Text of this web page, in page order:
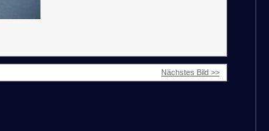
Nächstes Bild >>